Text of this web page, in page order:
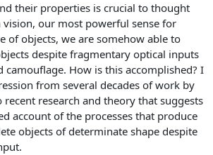
their properties is crucial to thought
our most powerful sense for
of objects, we are somehow able to
despite fragmentary optical inputs
camouflage. How is this accomplished? I
from several decades of work by
recent research and theory that suggests
account of the processes that produce
objects of determinate shape despite